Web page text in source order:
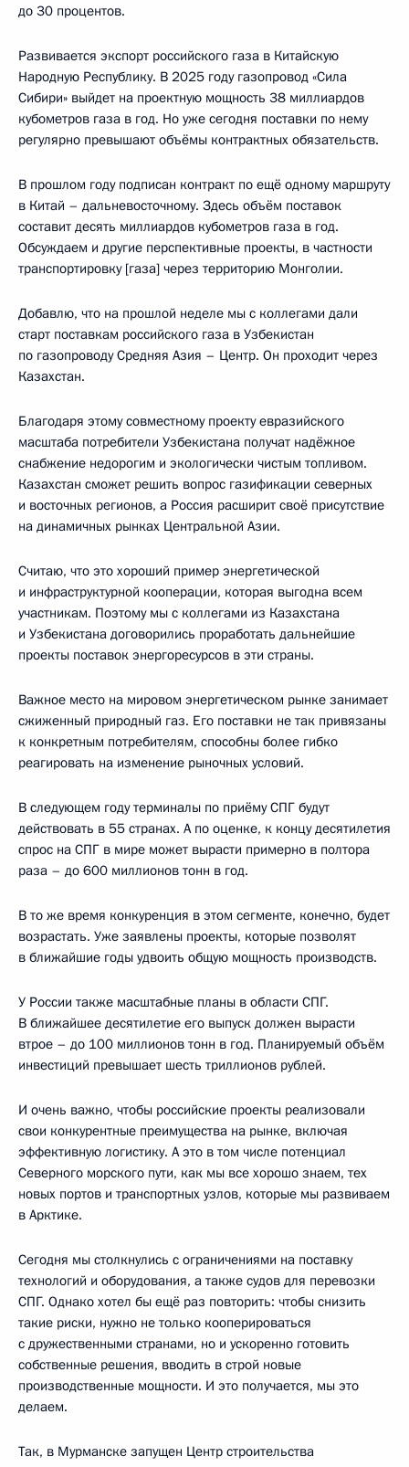
до 30 процентов.
Развивается экспорт российского газа в Китайскую
Народную Республику. В 2025 году газопровод «Сила
Сибири» выйдет на проектную мощность 38 миллиардов
кубометров газа в год. Но уже сегодня поставки по нему
регулярно превышают объёмы контрактных обязательств.
В прошлом году подписан контракт по ещё одному маршруту
в Китай – дальневосточному. Здесь объём поставок
составит десять миллиардов кубометров газа в год.
Обсуждаем и другие перспективные проекты, в частности
транспортировку [газа] через территорию Монголии.
Добавлю, что на прошлой неделе мы с коллегами дали
старт поставкам российского газа в Узбекистан
по газопроводу Средняя Азия – Центр. Он проходит через
Казахстан.
Благодаря этому совместному проекту евразийского
масштаба потребители Узбекистана получат надёжное
снабжение недорогим и экологически чистым топливом.
Казахстан сможет решить вопрос газификации северных
и восточных регионов, а Россия расширит своё присутствие
на динамичных рынках Центральной Азии.
Считаю, что это хороший пример энергетической
и инфраструктурной кооперации, которая выгодна всем
участникам. Поэтому мы с коллегами из Казахстана
и Узбекистана договорились проработать дальнейшие
проекты поставок энергоресурсов в эти страны.
Важное место на мировом энергетическом рынке занимает
сжиженный природный газ. Его поставки не так привязаны
к конкретным потребителям, способны более гибко
реагировать на изменение рыночных условий.
В следующем году терминалы по приёму СПГ будут
действовать в 55 странах. А по оценке, к концу десятилетия
спрос на СПГ в мире может вырасти примерно в полтора
раза – до 600 миллионов тонн в год.
В то же время конкуренция в этом сегменте, конечно, будет
возрастать. Уже заявлены проекты, которые позволят
в ближайшие годы удвоить общую мощность производств.
У России также масштабные планы в области СПГ.
В ближайшее десятилетие его выпуск должен вырасти
втрое – до 100 миллионов тонн в год. Планируемый объём
инвестиций превышает шесть триллионов рублей.
И очень важно, чтобы российские проекты реализовали
свои конкурентные преимущества на рынке, включая
эффективную логистику. А это в том числе потенциал
Северного морского пути, как мы все хорошо знаем, тех
новых портов и транспортных узлов, которые мы развиваем
в Арктике.
Сегодня мы столкнулись с ограничениями на поставку
технологий и оборудования, а также судов для перевозки
СПГ. Однако хотел бы ещё раз повторить: чтобы снизить
такие риски, нужно не только кооперироваться
с дружественными странами, но и ускоренно готовить
собственные решения, вводить в строй новые
производственные мощности. И это получается, мы это
делаем.
Так, в Мурманске запущен Центр строительства